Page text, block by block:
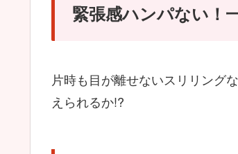
緊張感ハンパない！
片時も目が離せないスリリング
えられるか!?